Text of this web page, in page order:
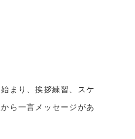
まり、挨拶練習、スケ
ら一言メッセージがあ